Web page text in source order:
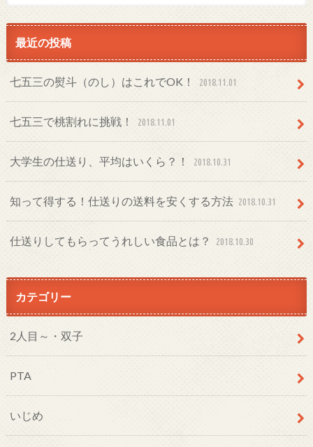
最近の投稿
七五三の熨斗（のし）はこれでOK！ 2018.11.01
七五三で桃割れに挑戦！ 2018.11.01
大学生の仕送り、平均はいくら？！ 2018.10.31
知って得する！仕送りの送料を安くする方法 2018.10.31
仕送りしてもらってうれしい食品とは？ 2018.10.30
カテゴリー
2人目～・双子
PTA
いじめ